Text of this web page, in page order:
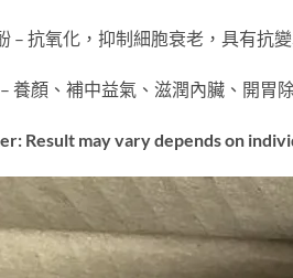
– 抗氧化，抑制細胞衰老，具有抗
養顏、補中益氣、滋潤內臟、開胃
Result may vary depends on